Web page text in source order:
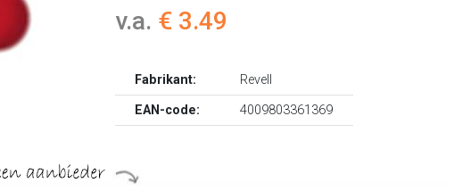
v.a. € 3.49
Fabrikant:
Revell
EAN-code:
4009803361369